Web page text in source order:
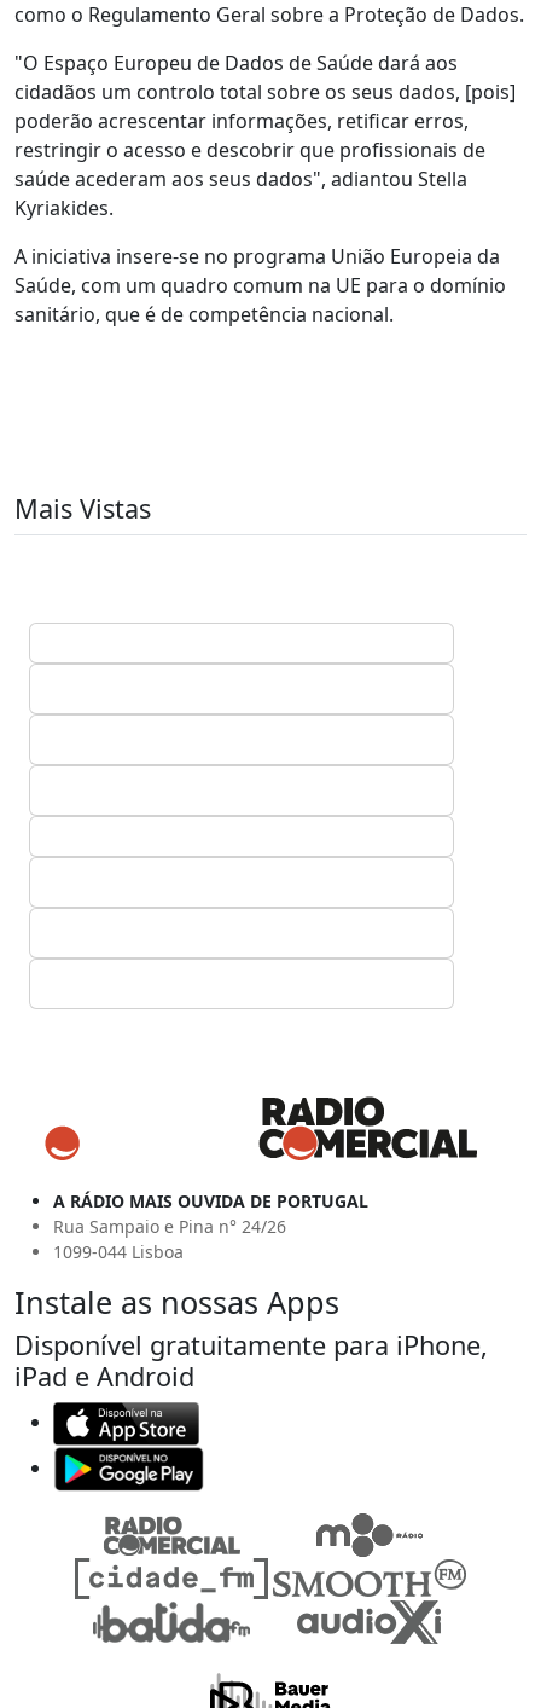
como o Regulamento Geral sobre a Proteção de Dados.
"O Espaço Europeu de Dados de Saúde dará aos
cidadãos um controlo total sobre os seus dados, [pois]
poderão acrescentar informações, retificar erros,
restringir o acesso e descobrir que profissionais de
saúde acederam aos seus dados", adiantou Stella
Kyriakides.
A iniciativa insere-se no programa União Europeia da
Saúde, com um quadro comum na UE para o domínio
sanitário, que é de competência nacional.
Mais Vistas
A RÁDIO MAIS OUVIDA DE PORTUGAL
Rua Sampaio e Pina n° 24/26
1099-044 Lisboa
Instale as nossas Apps
Disponível gratuitamente para iPhone,
iPad e Android